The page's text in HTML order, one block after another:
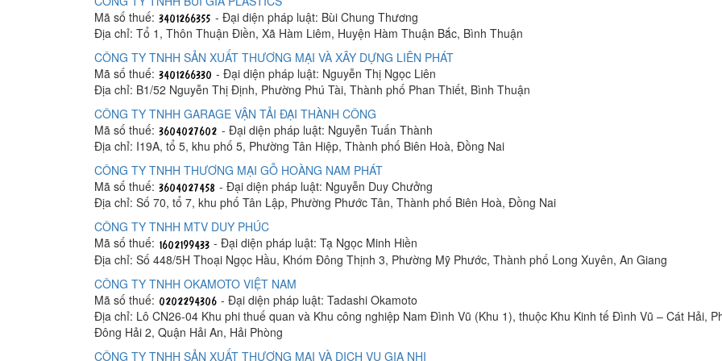
Mã số thuế:
- Đại diện pháp luật: Bùi Chung Thương
Địa chỉ: Tổ 1, Thôn Thuận Điền, Xã Hàm Liêm, Huyện Hàm Thuận Bắc, Bình Thuận
CÔNG TY TNHH SẢN XUẤT THƯƠNG MẠI VÀ XÂY DỰNG LIÊN PHÁT
Mã số thuế:
- Đại diện pháp luật: Nguyễn Thị Ngọc Liên
Địa chỉ: B1/52 Nguyễn Thị Định, Phường Phú Tài, Thành phố Phan Thiết, Bình Thuận
CÔNG TY TNHH GARAGE VẬN TẢI ĐẠI THÀNH CÔNG
Mã số thuế:
- Đại diện pháp luật: Nguyễn Tuấn Thành
Địa chỉ: I19A, tổ 5, khu phố 5, Phường Tân Hiệp, Thành phố Biên Hoà, Đồng Nai
CÔNG TY TNHH THƯƠNG MẠI GỖ HOÀNG NAM PHÁT
Mã số thuế:
- Đại diện pháp luật: Nguyễn Duy Chưởng
Địa chỉ: Số 70, tổ 7, khu phố Tân Lập, Phường Phước Tân, Thành phố Biên Hoà, Đồng Nai
CÔNG TY TNHH MTV DUY PHÚC
Mã số thuế:
- Đại diện pháp luật: Tạ Ngọc Minh Hiền
Địa chỉ: Số 448/5H Thoại Ngọc Hầu, Khóm Đông Thịnh 3, Phường Mỹ Phước, Thành phố Long Xuyên, An Giang
CÔNG TY TNHH OKAMOTO VIỆT NAM
Mã số thuế:
- Đại diện pháp luật: Tadashi Okamoto
Địa chỉ: Lô CN26-04 Khu phi thuế quan và Khu công nghiệp Nam Đình Vũ (Khu 1), thuộc Khu Kinh tế Đình Vũ – Cát Hải,
Đông Hải 2, Quận Hải An, Hải Phòng
CÔNG TY TNHH SẢN XUẤT THƯƠNG MẠI VÀ DỊCH VỤ GIA NHI